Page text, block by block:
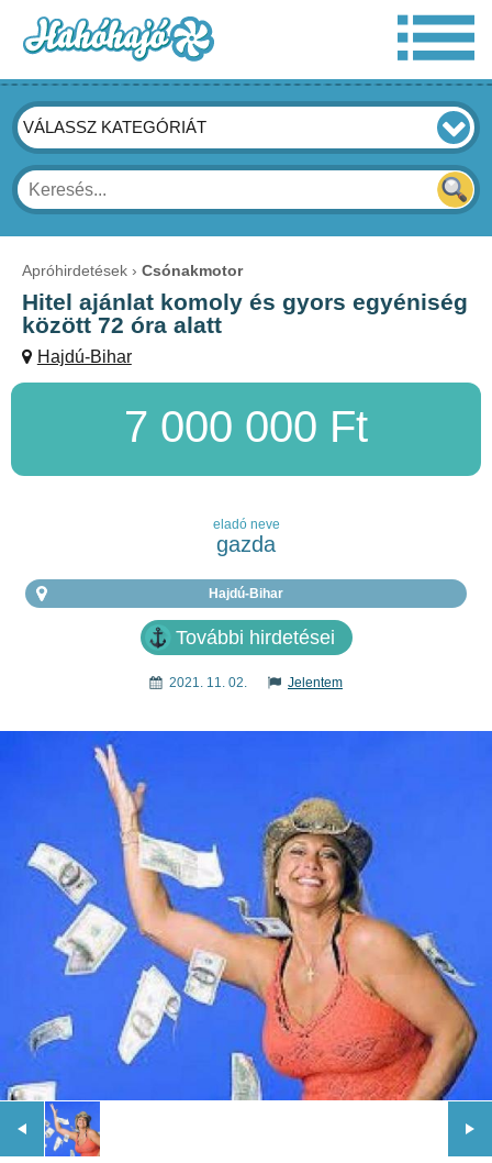
VÁLASSZ KATEGÓRIÁT
Apróhirdetések Csónakmotor
Hitel ajánlat komoly és gyors egyéniség
között 72 óra alatt
Hajdú-Bihar
7 000 000 Ft
eladó neve
gazda
Hajdú-Bihar
További hirdetései
2021. 11. 02. Jelentem